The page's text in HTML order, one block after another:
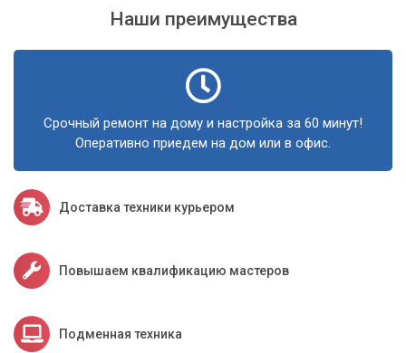
Наши преимущества
Срочный ремонт на дому и настройка за 60 минут!
Оперативно приедем на дом или в офис.
Доставка техники курьером
Повышаем квалификацию мастеров
Подменная техника